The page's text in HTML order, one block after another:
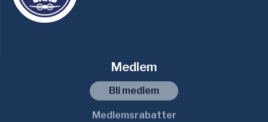
Medlem
Bli medlem
Medlemsrabatter